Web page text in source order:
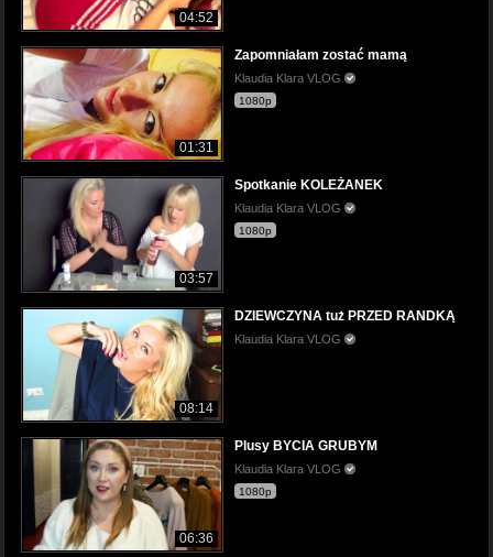
04:52
01:31
Zapomniałam zostać mamą
Klaudia Klara VLOG
1080p
03:57
Spotkanie KOLEŻANEK
Klaudia Klara VLOG
1080p
08:14
DZIEWCZYNA tuż PRZED RANDKĄ
Klaudia Klara VLOG
06:36
Plusy BYCIA GRUBYM
Klaudia Klara VLOG
1080p